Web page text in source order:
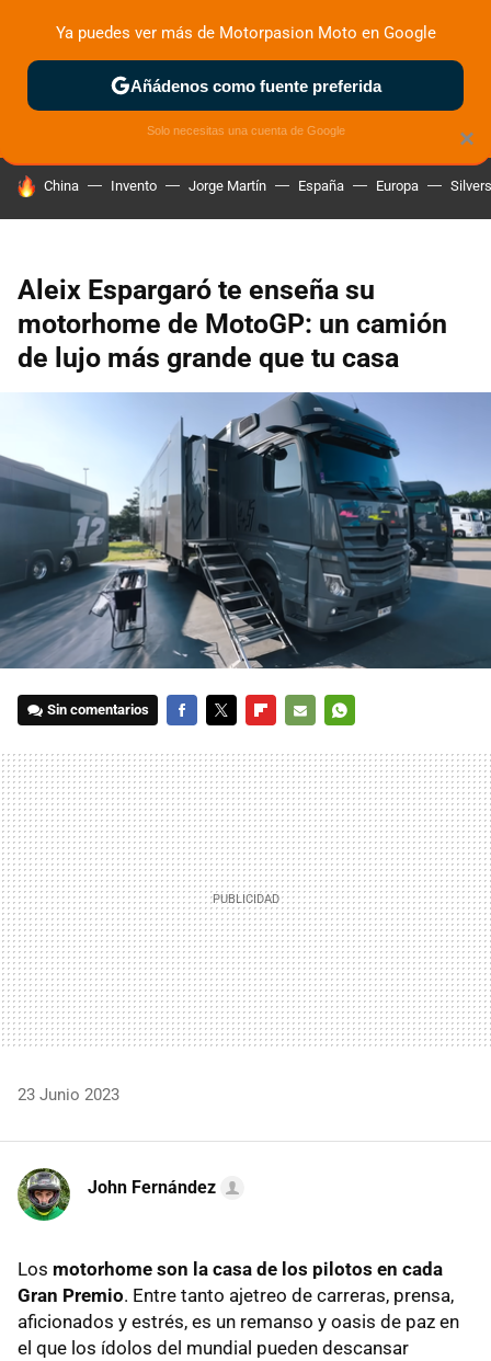
ZONA DE PRUEBAS DEPORTIVAS MOTOS ELÉCTRICAS
HOY SE HABLA DE
China Invento Jorge Martín España Europa
Aleix Espargaró te enseña su
motorhome de MotoGP: un camión
de lujo más grande que tu casa
Sin comentarios
MAIL
23 Junio 2023
John Fernández
Los motorhome son la casa de los pilotos en cada
Gran Premio. Entre tanto ajetreo de carreras, prensa,
aficionados y estrés, es un remanso y oasis de paz en
el que los ídolos del mundial pueden descansar
×
Ya puedes ver más de Motorpasion Moto en Google
Añádenos como fuente preferida
Solo necesitas una cuenta de Google